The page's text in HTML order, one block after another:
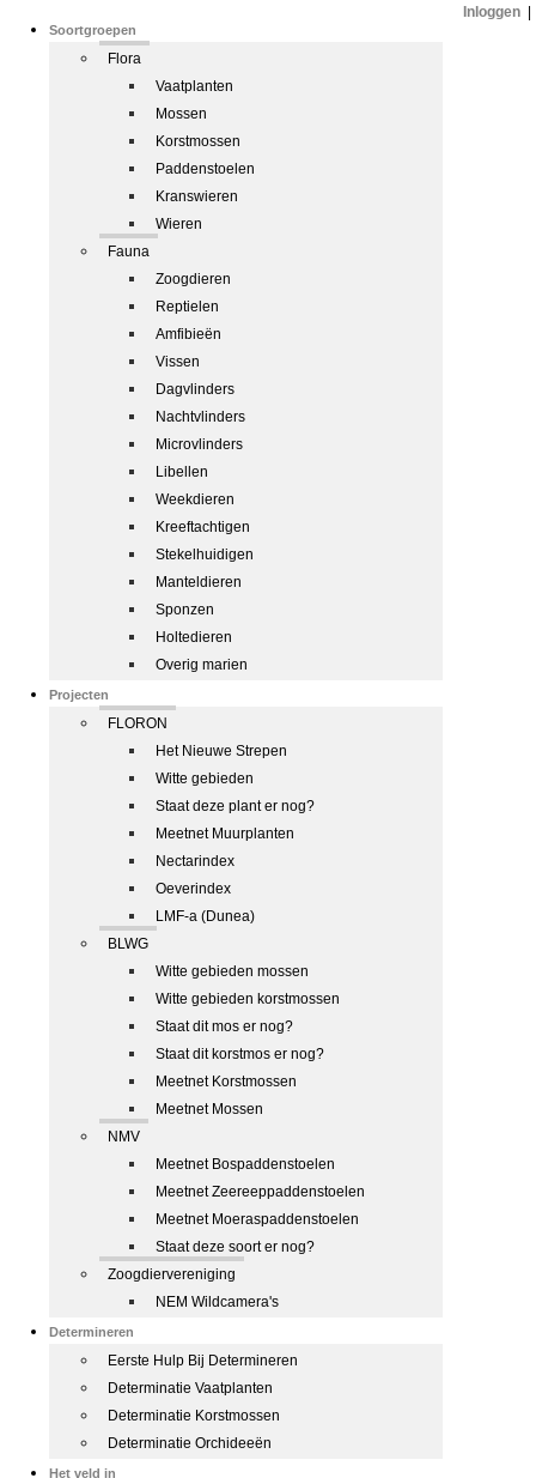
Soortgroepen
Flora
Vaatplanten
Mossen
Korstmossen
Paddenstoelen
Kranswieren
Wieren
Fauna
Zoogdieren
Reptielen
Amfibieën
Vissen
Dagvlinders
Nachtvlinders
Microvlinders
Libellen
Weekdieren
Kreeftachtigen
Stekelhuidigen
Manteldieren
Sponzen
Holtedieren
Overig marien
Projecten
FLORON
Het Nieuwe Strepen
Witte gebieden
Staat deze plant er nog?
Meetnet Muurplanten
Nectarindex
Oeverindex
LMF-a (Dunea)
BLWG
Witte gebieden mossen
Witte gebieden korstmossen
Staat dit mos er nog?
Staat dit korstmos er nog?
Meetnet Korstmossen
Meetnet Mossen
NMV
Meetnet Bospaddenstoelen
Meetnet Zeereeppaddenstoelen
Meetnet Moeraspaddenstoelen
Staat deze soort er nog?
Zoogdiervereniging
NEM Wildcamera's
Determineren
Eerste Hulp Bij Determineren
Determinatie Vaatplanten
Determinatie Korstmossen
Determinatie Orchideeën
Het veld in
Inloggen